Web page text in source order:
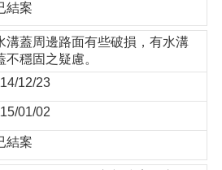
結案
溝蓋周邊路面有些破損，有水溝
不穩固之疑慮。
12/23
01/02
結案